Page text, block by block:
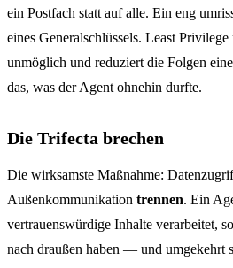
ein Postfach statt auf alle. Ein eng
eines Generalschlüssels. Least
unmöglich und reduziert die Folgen
das, was der Agent ohnehin durfte.
Die Trifecta brechen
Die wirksamste Maßnahme:
Außenkommunikation trennen. Ein
vertrauenswürdige Inhalte verarbeitet,
nach draußen haben — und umgekehrt